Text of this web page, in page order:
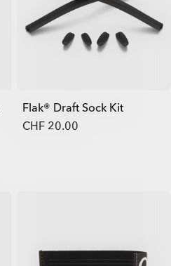
Flak® Draft Sock Kit
CHF 20.00